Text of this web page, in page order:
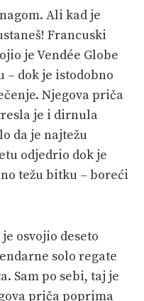
Ali kad je
Francuski
je Vendée Globe
– dok je istodobno
Njegova priča
je i dirnula
da je najtežu
odjedrio dok je
težu bitku – boreći
osvojio deseto
solo regate
Sam po sebi, taj je
priča poprima